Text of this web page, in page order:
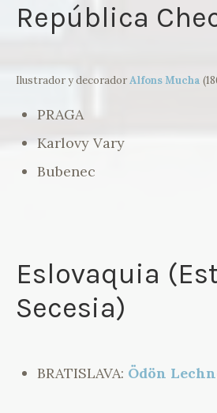
República
Ilustrador y decoradorAlfons Mucha
PRAGA
Karlovy Vary
Bubenec
Eslovaquia
Secesia)
BRATISLAVA: Ödön